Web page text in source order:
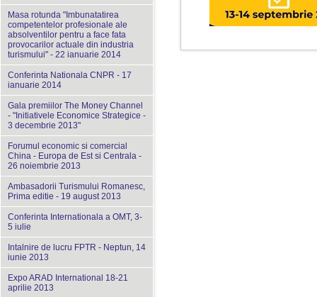
Masa rotunda "Imbunatatirea
competentelor profesionale ale
absolventilor pentru a face fata
provocarilor actuale din industria
turismului" - 22 ianuarie 2014
Conferinta Nationala CNPR - 17
ianuarie 2014
Gala premiilor The Money Channel
- "Initiativele Economice Strategice -
3 decembrie 2013"
Forumul economic si comercial
China - Europa de Est si Centrala -
26 noiembrie 2013
Ambasadorii Turismului Romanesc,
Prima editie - 19 august 2013
Conferinta Internationala a OMT, 3-
5 iulie
Intalnire de lucru FPTR - Neptun, 14
iunie 2013
Expo ARAD International 18-21
aprilie 2013